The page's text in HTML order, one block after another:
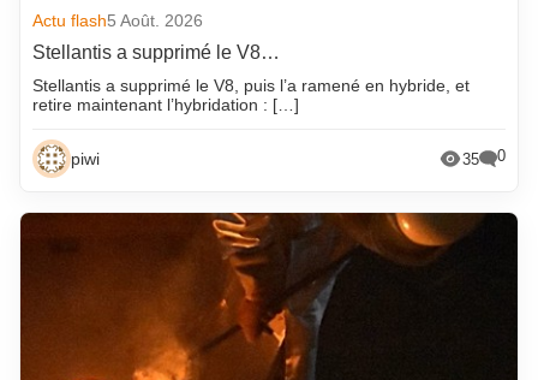
Actu flash5 Août. 2026
Stellantis a supprimé le V8…
Stellantis a supprimé le V8, puis l’a ramené en hybride, et
retire maintenant l’hybridation : […]
piwi 35 0